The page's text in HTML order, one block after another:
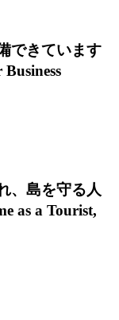
できています
、島を守る人
as a Tourist,